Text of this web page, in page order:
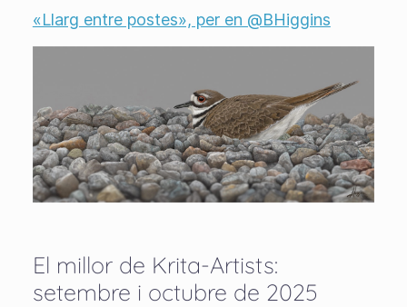
«Llarg entre postes», per en @BHiggins
El millor de Krita-Artists:
setembre i octubre de 2025